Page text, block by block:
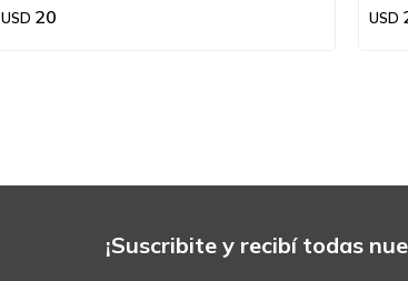
USD 20 USD
¡Suscribite y recibí todas